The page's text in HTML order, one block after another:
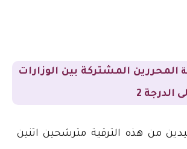
المحررين المشتركة بين الوزارات
من هذه الترقية مترشحين اثنين